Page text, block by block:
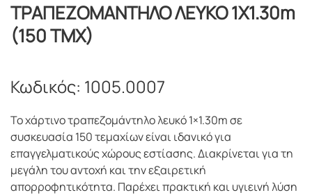
ΤΡΑΠΕΖΟΜΑΝΤΗΛΟ ΛΕΥΚΟ 1Χ1.30m
(150 TMX)
Κωδικός: 1005.0007
Το χάρτινο τραπεζομάντηλο λευκό 1×1.30m σε
συσκευασία 150 τεμαχίων είναι ιδανικό για
επαγγελματικούς χώρους εστίασης. Διακρίνεται για τη
μεγάλη του αντοχή και την εξαιρετική
απορροφητικότητα. Παρέχει πρακτική και υγιεινή λύση